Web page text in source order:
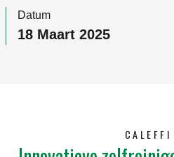
Datum
18 Maart 2025
CALEFFI